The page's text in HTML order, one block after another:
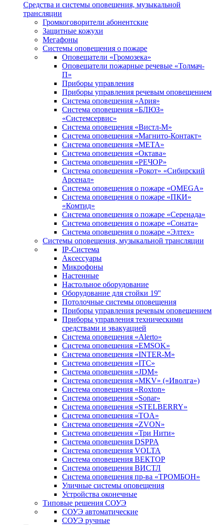
Средства и системы оповещения, музыкальной
трансляции
Громкоговорители абонентские
Защитные кожухи
Мегафоны
Системы оповещения о пожаре
Оповещатели «Громозека»
Оповещатели пожарные речевые «Толмач-
П»
Приборы управления
Приборы управления речевым оповещением
Система оповещения «Ария»
Система оповещения «БЛЮЗ»
«Системсервис»
Система оповещения «Вистл-М»
Система оповещения «Магнито-Контакт»
Система оповещения «МЕТА»
Система оповещения «Октава»
Система оповещения «РЕЧОР»
Система оповещения «Рокот» «Сибирский
Арсенал»
Система оповещения о пожаре «OMEGA»
Система оповещения о пожаре «ПКИ»
«Комтид»
Система оповещения о пожаре «Серенада»
Система оповещения о пожаре «Соната»
Система оповещения о пожаре «Элтех»
Системы оповещения, музыкальной трансляции
IP-Система
Аксессуары
Микрофоны
Настенные
Настольное оборудование
Оборудование для стойки 19''
Потолочные системы оповещения
Приборы управления речевым оповещением
Приборы управления техническими
средствами и эвакуацией
Система оповещения «Alerto»
Система оповещения «EMSOK»
Система оповещения «INTER-M»
Система оповещения «ITC»
Система оповещения «JDM»
Система оповещения «MKV» («Иволга»)
Система оповещения «Roxton»
Система оповещения «Sonar»
Система оповещения «STELBERRY»
Система оповещения «TOA»
Система оповещения «ZVON»
Система оповещения «Три Нити»
Система оповещения DSPPA
Система оповещения VOLTA
Система оповещения ВЕКТОР
Система оповещения ВИСТЛ
Система оповещения пр-ва «ТРОМБОН»
Уличные системы оповещения
Устройства оконечные
Типовые решения СОУЭ
СОУЭ автоматические
СОУЭ ручные